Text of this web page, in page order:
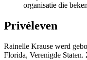
organisatie die
Privéleven
Rainelle Krause werd
Florida, Verenigde